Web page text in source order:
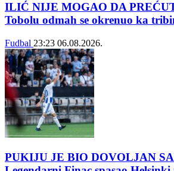
ILIĆ NIJE MOGAO DA
Tobolu odmah se okrenuo ka
Fudbal 23:23 06.08.2026.
PUKIJU JE BIO DOVOLJAN